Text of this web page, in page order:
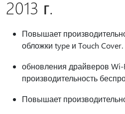
2013 г.
Повышает
обложки type и Touch Cover.
обновления драйверов Wi-
производительность
Повышает